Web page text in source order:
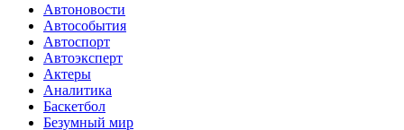
Автоновости
Автособытия
Автоспорт
Автоэксперт
Актеры
Аналитика
Баскетбол
Безумный мир